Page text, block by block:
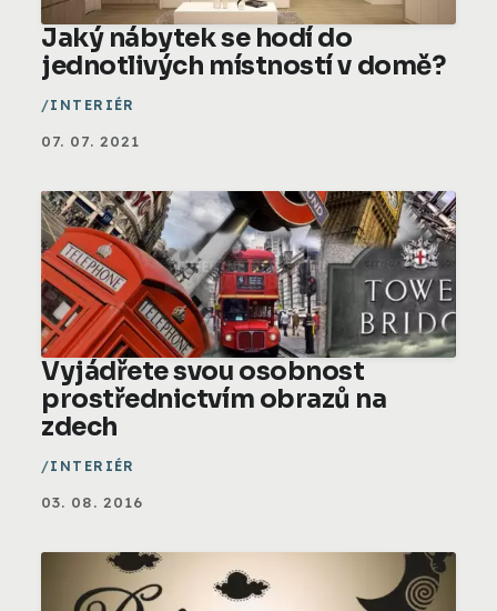
Jaký nábytek se hodí do
jednotlivých místností v domě?
INTERIÉR
07. 07. 2021
Vyjádřete svou osobnost
prostřednictvím obrazů na
zdech
INTERIÉR
03. 08. 2016